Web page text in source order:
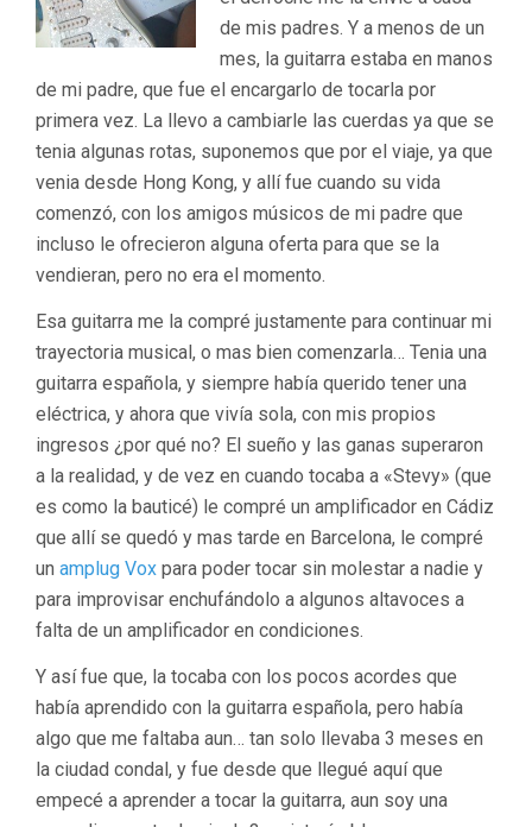
de mis padres. Y a menos de un
mes, la guitarra estaba en manos
de mi padre, que fue el encargarlo de tocarla por
primera vez. La llevo a cambiarle las cuerdas ya que se
tenia algunas rotas, suponemos que por el viaje, ya que
venia desde Hong Kong, y allí fue cuando su vida
comenzó, con los amigos músicos de mi padre que
incluso le ofrecieron alguna oferta para que se la
vendieran, pero no era el momento.
Esa guitarra me la compré justamente para continuar mi
trayectoria musical, o mas bien comenzarla… Tenia una
guitarra española, y siempre había querido tener una
eléctrica, y ahora que vivía sola, con mis propios
ingresos ¿por qué no? El sueño y las ganas superaron
a la realidad, y de vez en cuando tocaba a «Stevy» (que
es como la bauticé) le compré un amplificador en Cádiz
que allí se quedó y mas tarde en Barcelona, le compré
un amplug Vox para poder tocar sin molestar a nadie y
para improvisar enchufándolo a algunos altavoces a
falta de un amplificador en condiciones.
Y así fue que, la tocaba con los pocos acordes que
había aprendido con la guitarra española, pero había
algo que me faltaba aun… tan solo llevaba 3 meses en
la ciudad condal, y fue desde que llegué aquí que
empecé a aprender a tocar la guitarra, aun soy una